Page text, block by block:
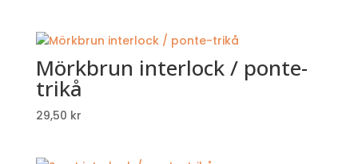
Mörkbrun interlock / ponte-
trikå
29,50 kr